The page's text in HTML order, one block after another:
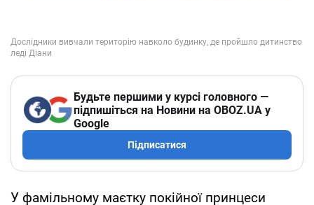
Будьте першими у курсі головного —
підпишіться на Новини на OBOZ.UA у
Google
Підписатися
У фамільному маєтку покійної принцеси